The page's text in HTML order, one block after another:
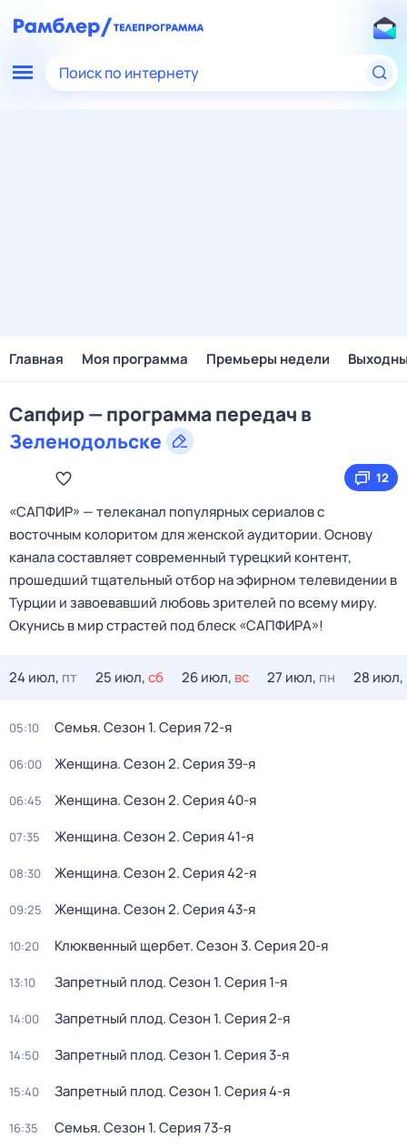
Поиск по интернету
Главная Моя программа Премьеры недели
Сапфир — программа передач в
Зеленодольске
12
«САПФИР» — телеканал популярных сериалов с
восточным колоритом для женской аудитории. Основу
канала составляет современный турецкий контент,
прошедший тщательный отбор на эфирном телевидении в
Турции и завоевавший любовь зрителей по всему миру.
Окунись в мир страстей под блеск «САПФИРА»!
24 июл, пт 25 июл,сб 26 июл, вс 27 июл, пн 28 июл,
05:10 Семья. Сезон 1. Серия 72-я
06:00 Женщина. Сезон 2. Серия 39-я
06:45 Женщина. Сезон 2. Серия 40-я
07:35 Женщина. Сезон 2. Серия 41-я
08:30 Женщина. Сезон 2. Серия 42-я
09:25 Женщина. Сезон 2. Серия 43-я
10:20 Клюквенный щербет. Сезон 3. Серия 20-я
13:10 Запретный плод. Сезон 1. Серия 1-я
14:00 Запретный плод. Сезон 1. Серия 2-я
14:50 Запретный плод. Сезон 1. Серия 3-я
15:40 Запретный плод. Сезон 1. Серия 4-я
16:35 Семья. Сезон 1. Серия 73-я